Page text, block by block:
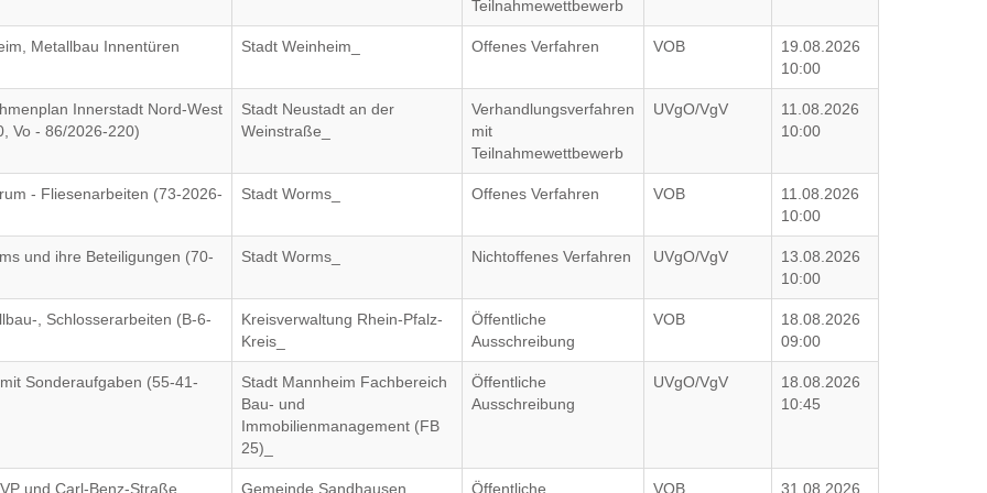
Teilnahmewettbewerb
Metallbau Innentüren Stadt Weinheim_ Offenes Verfahren VOB
19.08.2026
10:00
Innerstadt Nord-West
Vo - 86/2026-220)
Stadt Neustadt an der
Weinstraße_
Verhandlungsverfahren
mit
Teilnahmewettbewerb
UVgO/VgV
11.08.2026
10:00
- Fliesenarbeiten (73-2026- Stadt Worms_ Offenes Verfahren VOB
11.08.2026
10:00
und ihre Beteiligungen (70- Stadt Worms_ Nichtoffenes Verfahren UVgO/VgV
13.08.2026
10:00
, Schlosserarbeiten (B-6-
Kreisverwaltung Rhein-Pfalz-
Kreis_
Öffentliche
Ausschreibung
VOB
18.08.2026
09:00
Sonderaufgaben (55-41-
Stadt Mannheim Fachbereich
Bau- und
Immobilienmanagement (FB
25)_
Öffentliche
Ausschreibung
UVgO/VgV
18.08.2026
10:45
und Carl-Benz-Straße Gemeinde Sandhausen_ Öffentliche VOB 31.08.2026